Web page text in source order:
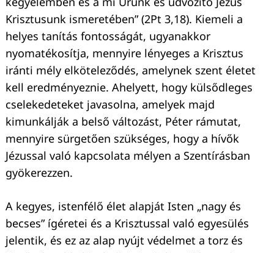
Krisztusunk ismeretében” (2Pt 3,18). Kiemeli a
helyes tanítás fontosságát, ugyanakkor
nyomatékosítja, mennyire lényeges a Krisztus
iránti mély elköteleződés, amelynek szent életet
kell eredményeznie. Ahelyett, hogy külsődleges
cselekedeteket javasolna, amelyek majd
kimunkálják a belső változást, Péter rámutat,
mennyire sürgetően szükséges, hogy a hívők
Jézussal való kapcsolata mélyen a Szentírásban
gyökerezzen.
A kegyes, istenfélő élet alapját Isten „nagy és
becses” ígéretei és a Krisztussal való egyesülés
jelentik, és ez az alap nyújt védelmet a torz és